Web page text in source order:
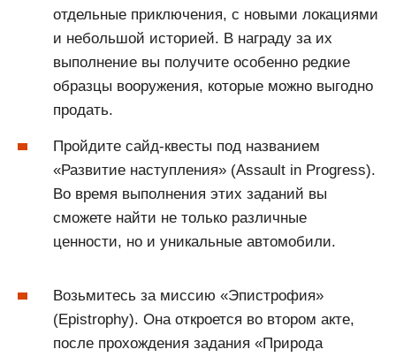
отдельные приключения, с новыми локациями
и небольшой историей. В награду за их
выполнение вы получите особенно редкие
образцы вооружения, которые можно выгодно
продать.
Пройдите сайд-квесты под названием
«Развитие наступления» (Assault in Progress).
Во время выполнения этих заданий вы
сможете найти не только различные
ценности, но и уникальные автомобили.
Возьмитесь за миссию «Эпистрофия»
(Epistrophy). Она откроется во втором акте,
после прохождения задания «Природа